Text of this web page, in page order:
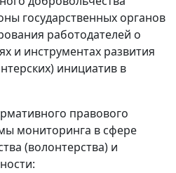
государственных органов
работодателей о
и инструментах развития
инициатив в
правового
мониторинга в сфере
(волонтерства) и